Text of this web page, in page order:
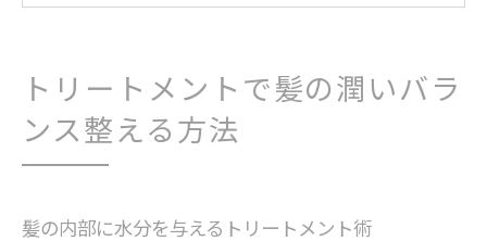
ヘアカラー後の水分補給に役立つケア術
カラーによる髪のパサつき対策法
ヘアカラー後の髪へ最適なトリートメント
水分補給でツヤ髪を長持ちさせるポイント
トリートメントで髪の潤いバラ
ンス整える方法
髪の内部に水分を与えるトリートメント術